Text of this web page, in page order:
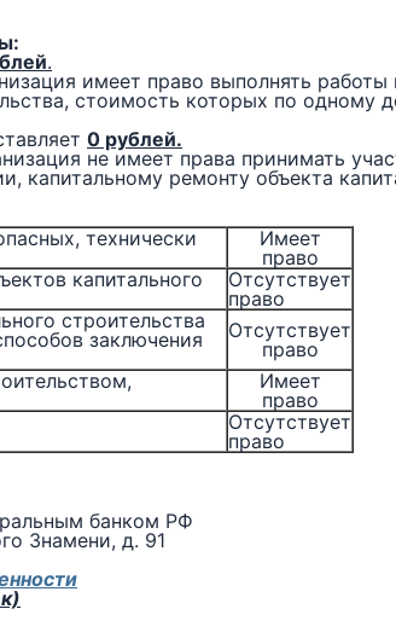
.
имеет право выполнять работы
стоимость которых по одному
0 рублей.
не имеет права принимать
капитальному ремонту объекта
технически
Имеет
право
капитального
Отсутствует
право
строительства
заключения
Отсутствует
право
Имеет
право
Отсутствует
право
банком РФ
Знамени, д. 91